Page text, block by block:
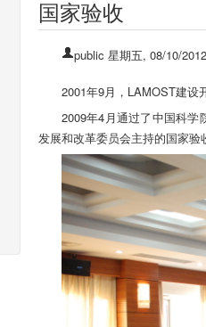
国家验收
public 星期五, 08/10/
2001年9月，LAMOST建设
2009年4月通过了中国科
发展和改革委员会主持的国家